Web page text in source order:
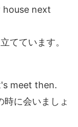
house next
てています。
meet then.
に会いましょ